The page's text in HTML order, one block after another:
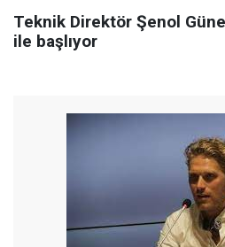
Teknik Direktör Şenol
ile başlıyor